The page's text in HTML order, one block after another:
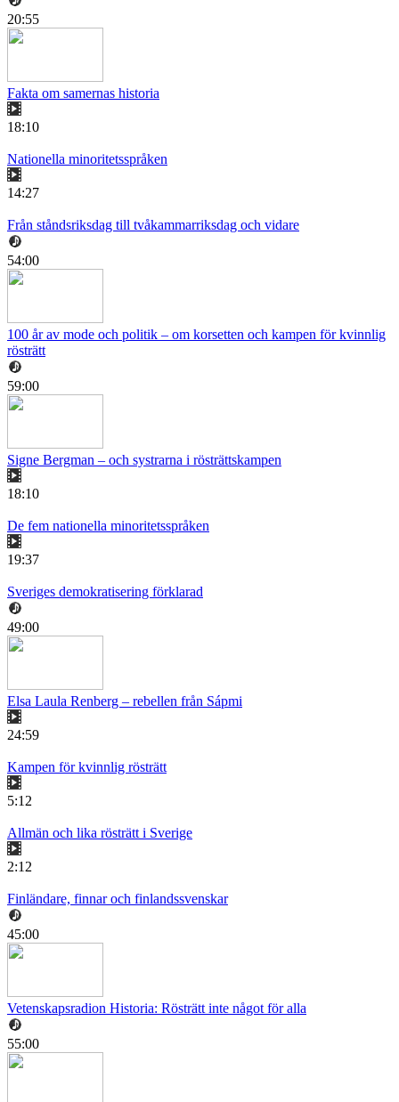
20:55
Fakta om samernas historia
18:10
Nationella minoritetsspråken
14:27
Från ståndsriksdag till tvåkammarriksdag och vidare
54:00
100 år av mode och politik – om korsetten och kampen för kvinnlig
rösträtt
59:00
Signe Bergman – och systrarna i rösträttskampen
18:10
De fem nationella minoritetsspråken
19:37
Sveriges demokratisering förklarad
49:00
Elsa Laula Renberg – rebellen från Sápmi
24:59
Kampen för kvinnlig rösträtt
5:12
Allmän och lika rösträtt i Sverige
2:12
Finländare, finnar och finlandssvenskar
45:00
Vetenskapsradion Historia: Rösträtt inte något för alla
55:00